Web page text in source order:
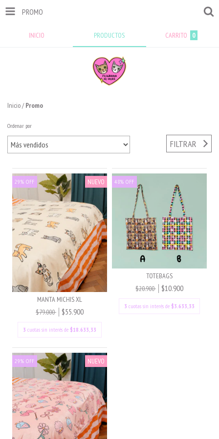
PROMO
INICIO PRODUCTOS CARRITO 0
Inicio/ Promo
Ordenar por
FILTRAR
29% OFF NUEVO
MANTA MICHIS XL
$79.000
$55.900
3 cuotas sin interés de $18.633,33
48% OFF
TOTEBAGS
$20.900
$10.900
3 cuotas sin interés de $3.633,33
29% OFF NUEVO